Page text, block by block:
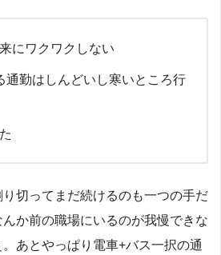
にワクワクしない
通勤はしんどいし寒いところ行
り切ってまだ続けるのも一つの手だ
か前の職場にいるのが我慢できな
あとやっぱり電車+バス一択の通